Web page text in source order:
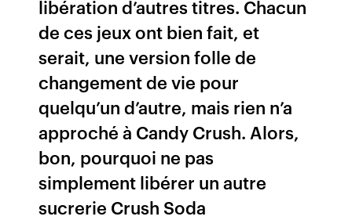
libération d’autres titres. Chacun
de ces jeux ont bien fait, et
serait, une version folle de
changement de vie pour
quelqu’un d’autre, mais rien n’a
approché à Candy Crush. Alors,
bon, pourquoi ne pas
simplement libérer un autre
sucrerie Crush Soda